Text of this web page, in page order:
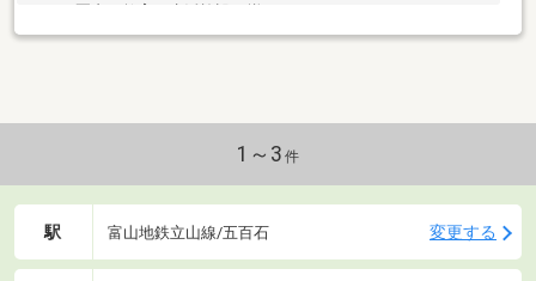
1～3 件
駅 富山地鉄立山線/五百石 変更する